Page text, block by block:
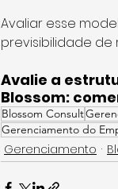
Avaliar esse
previsibilidade de
Avalie a
Blossom:
Blossom Consult
Gerenciamento do
Gerenciamento